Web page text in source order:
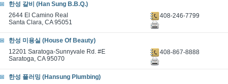
한성 갈비 (Han Sung B.B.Q.)
2644 El Camino Real
Santa Clara, CA 95051
408-246-7799
한성 미용실 (House Of Beauty)
12201 Saratoga-Sunnyvale Rd. #E
Saratoga, CA 95070
408-867-8888
한성 플러밍 (Hansung Plumbing)